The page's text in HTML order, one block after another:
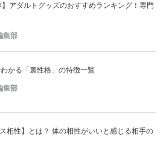
】アダルトグッズのおすすめランキング！専門
集部
かる「裏性格」の特徴一覧
集部
ス相性】とは？ 体の相性がいいと感じる相手の